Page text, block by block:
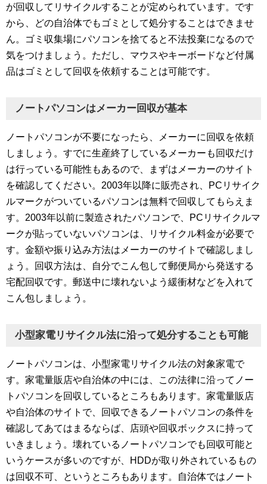
が回収してリサイクルすることが定められています。です
から、どの自治体でもゴミとして処分することはできませ
ん。ゴミ収集場にパソコンを捨てると不法投棄になるので
気をつけましょう。ただし、マウスやキーボードなど付属
品はゴミとして回収を依頼することは可能です。
ノートパソコンはメーカー回収が基本
ノートパソコンが不要になったら、メーカーに回収を依頼
しましょう。すでに生産終了しているメーカーも回収だけ
は行っている可能性もあるので、まずはメーカーのサイト
を確認してください。2003年以降に販売され、PCリサイク
ルマークがついているパソコンは無料で回収してもらえま
す。2003年以前に製造されたパソコンで、PCリサイクルマ
ークが貼っていないパソコンは、リサイクル料金が必要で
す。金額や振り込み方法はメーカーのサイトで確認しまし
ょう。回収方法は、自分でこん包して郵便局から発送する
宅配回収です。郵送中に壊れないよう緩衝材などを入れて
こん包しましょう。
小型家電リサイクル法に沿って処分することも可能
ノートパソコンは、小型家電リサイクル法の対象家電で
す。家電量販店や自治体の中には、この法律に沿ってノー
トパソコンを回収しているところもあります。家電量販店
や自治体のサイトで、回収できるノートパソコンの条件を
確認してあてはまるならば、店頭や回収ボックスに持って
いきましょう。壊れているノートパソコンでも回収可能と
いうケースが多いのですが、HDDが取り外されているもの
は回収不可、というところもあります。自治体ではノート